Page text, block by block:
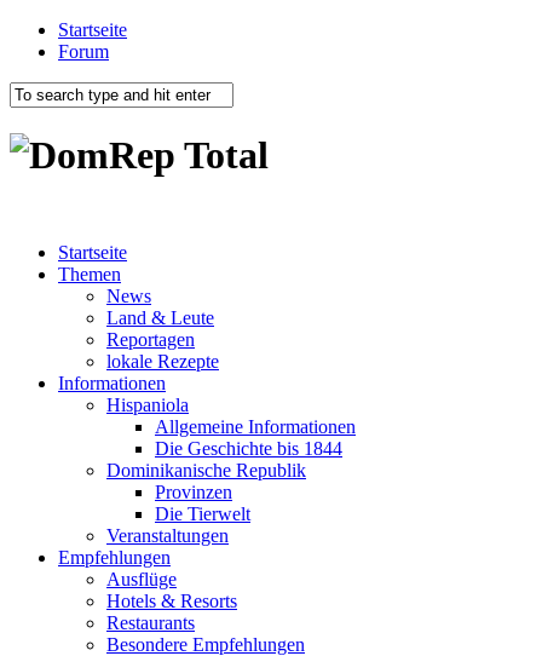
Startseite
Forum
Startseite
Themen
News
Land & Leute
Reportagen
lokale Rezepte
Informationen
Hispaniola
Allgemeine Informationen
Die Geschichte bis 1844
Dominikanische Republik
Provinzen
Die Tierwelt
Veranstaltungen
Empfehlungen
Ausflüge
Hotels & Resorts
Restaurants
Besondere Empfehlungen